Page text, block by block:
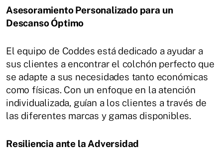
Asesoramiento Personalizado para un
Descanso Óptimo
El equipo de Coddes está dedicado a ayudar a
sus clientes a encontrar el colchón perfecto que
se adapte a sus necesidades tanto económicas
como físicas. Con un enfoque en la atención
individualizada, guían a los clientes a través de
las diferentes marcas y gamas disponibles.
Resiliencia ante la Adversidad